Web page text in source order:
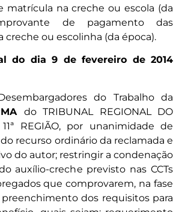
matrícula na creche ou escola (da
de pagamento das
creche ou escolinha (da época).
do dia 9 de fevereiro de 2014
do Trabalho da
do TRIBUNAL REGIONAL DO
REGIÃO, por unanimidade de
recurso ordinário da reclamada e
do autor; restringir a condenação
auxílio-creche previsto nas CCTs
que comprovarem, na fase
dos requisitos para